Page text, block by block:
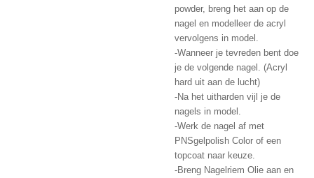
powder, breng het aan op de
nagel en modelleer de acryl
vervolgens in model.
-Wanneer je tevreden bent doe
je de volgende nagel. (Acryl
hard uit aan de lucht)
-Na het uitharden vijl je de
nagels in model.
-Werk de nagel af met
PNSgelpolish Color of een
topcoat naar keuze.
-Breng Nagelriem Olie aan en